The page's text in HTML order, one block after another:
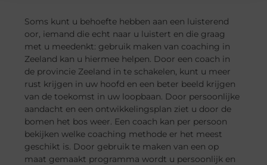
Soms kunt u behoefte hebben aan een luisterend
oor, iemand die echt naar u luistert en die graag
met u meedenkt: gebruik maken van coaching in
Zeeland kan u hiermee helpen. Door een coach in
de provincie Zeeland in te schakelen, kunt u meer
rust krijgen in uw hoofd en een beter beeld krijgen
van de toekomst in uw loopbaan. Door persoonlijke
aandacht en een ontwikkelingsplan ziet u door de
bomen het bos weer. Een coach kan per persoon
bekijken welke coaching methode er het meest
geschikt is. Door gebruik te maken van een op
maat gemaakt programma wordt u persoonlijk en